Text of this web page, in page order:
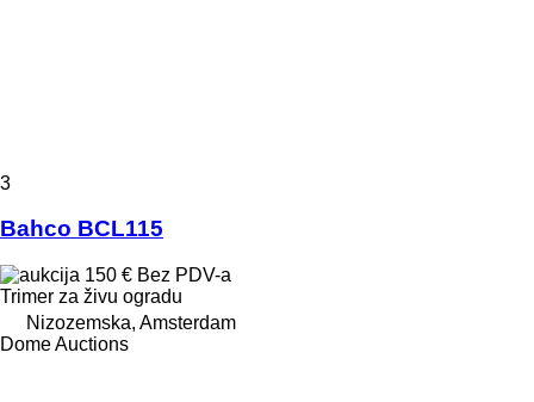
3
Bahco BCL115
150 € Bez PDV-a
Trimer za živu ogradu
Nizozemska, Amsterdam
Dome Auctions